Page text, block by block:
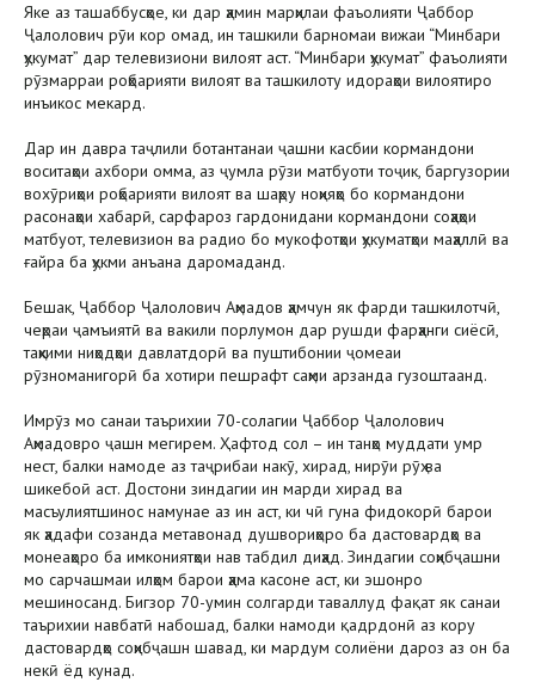
Яке аз ташаббусҳое, ки дар ҳамин марҳилаи фаъолияти Ҷаббор
Ҷалолович рӯи кор омад, ин ташкили барномаи вижаи “Минбари
ҳукумат” дар телевизиони вилоят аст. “Минбари ҳукумат” фаъолияти
рӯзмарраи роҳбарияти вилоят ва ташкилоту идораҳои вилоятиро
инъикос мекард.
Дар ин давра таҷлили ботантанаи ҷашни касбии кормандони
воситаҳои ахбори омма, аз ҷумла рӯзи матбуоти тоҷик, баргузории
вохӯриҳои роҳбарияти вилоят ва шаҳру ноҳияҳо бо кормандони
расонаҳои хабарӣ, сарфароз гардонидани кормандони соҳаҳои
матбуот, телевизион ва радио бо мукофотҳои ҳукуматҳои маҳаллӣ ва
ғайра ба ҳукми анъана даромаданд.
Бешак, Ҷаббор Ҷалолович Аҳмадов ҳамчун як фарди ташкилотчӣ,
чеҳраи ҷамъиятӣ ва вакили порлумон дар рушди фарҳанги сиёсӣ,
таҳкими ниҳодҳои давлатдорӣ ва пуштибонии ҷомеаи
рӯзноманигорӣ ба хотири пешрафт саҳми арзанда гузоштаанд.
Имрӯз мо санаи таърихии 70-солагии Ҷаббор Ҷалолович
Аҳмадовро ҷашн мегирем. Ҳафтод сол – ин танҳо муддати умр
нест, балки намоде аз таҷрибаи накӯ, хирад, нирӯи рӯҳ ва
шикебоӣ аст. Достони зиндагии ин марди хирад ва
масъулиятшинос намунае аз ин аст, ки чӣ гуна фидокорӣ барои
як ҳадафи созанда метавонад душвориҳоро ба дастовардҳо ва
монеаҳоро ба имкониятҳои нав табдил диҳад. Зиндагии соҳибҷашни
мо сарчашмаи илҳом барои ҳама касоне аст, ки эшонро
мешиносанд. Бигзор 70-умин солгарди таваллуд фақат як санаи
таърихии навбатӣ набошад, балки намоди қадрдонӣ аз кору
дастовардҳо соҳибҷашн шавад, ки мардум солиёни дароз аз он ба
некӣ ёд кунад.